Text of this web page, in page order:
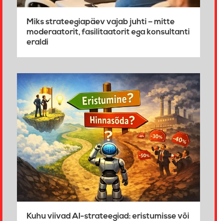
Miks strateegiapäev vajab juhti – mitte
moderaatorit, fasilitaatorit ega konsultanti
eraldi
Kuhu viivad AI-strateegiad: eristumisse või